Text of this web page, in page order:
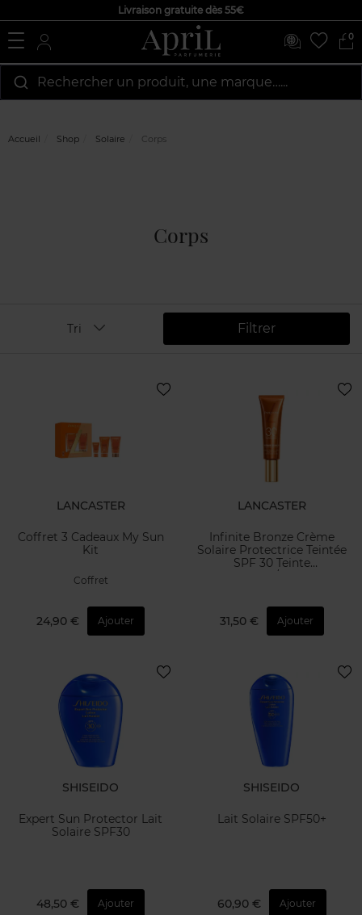
Livraison gratuite dès 55€
0
Rechercher un produit, une marque…...
Accueil Shop Solaire Corps
Corps
Filtrer
Tri
LANCASTER
Coffret 3 Cadeaux My Sun
Kit
Coffret
24,90 € Ajouter
LANCASTER
Infinite Bronze Crème
Solaire Protectrice Teintée
SPF 30 Teinte
Moyenne/Foncée
31,50 € Ajouter
SHISEIDO
Expert Sun Protector Lait
Solaire SPF30
48,50 € Ajouter
SHISEIDO
Lait Solaire SPF50+
60,90 € Ajouter